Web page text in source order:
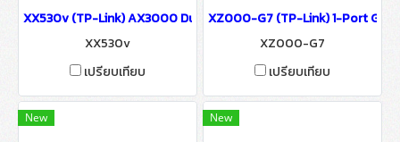
XX530v (TP-Link) AX3000 Dual Band Wi-Fi 6 GPON Router wifi &
XX530v
เปรียบเทียบ
XZ000-G7 (TP-Link) 1-Port
XZ000-G7
เปรียบเทียบ
New New